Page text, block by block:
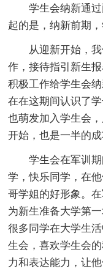
学生会纳新通过
起的是，纳新前期
从迎新开始，我
作，接待指引新生
积极工作给学生会
在在这期间认识了
也萌发加入学生会
开始，也是一半的成
学生会在军训期
学，快乐同学，在
哥学姐的好形象。
为新生准备大学第
很多同学在大学生
生会，喜欢学生会
力和表达能力，让